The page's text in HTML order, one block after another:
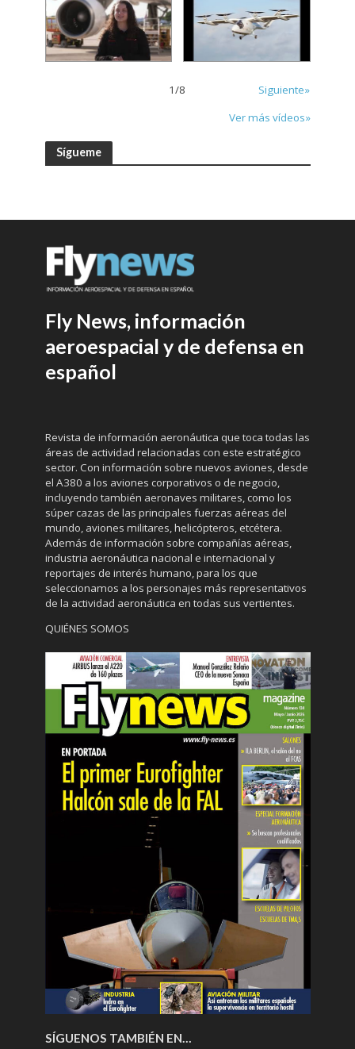
1/8
Siguiente»
Ver más vídeos»
Sígueme
Fly News, información
aeroespacial y de defensa en
español
Revista de información aeronáutica que toca todas las
áreas de actividad relacionadas con este estratégico
sector. Con información sobre nuevos aviones, desde
el A380 a los aviones corporativos o de negocio,
incluyendo también aeronaves militares, como los
súper cazas de las principales fuerzas aéreas del
mundo, aviones militares, helicópteros, etcétera.
Además de información sobre compañías aéreas,
industria aeronáutica nacional e internacional y
reportajes de interés humano, para los que
seleccionamos a los personajes más representativos
de la actividad aeronáutica en todas sus vertientes.
QUIÉNES SOMOS
SÍGUENOS TAMBIÉN EN…